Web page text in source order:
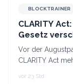
BLOCKTRAINER
CLARITY
Gesetz
Vor der
CLARITY Act
derweil vor,
vor 23 Std.